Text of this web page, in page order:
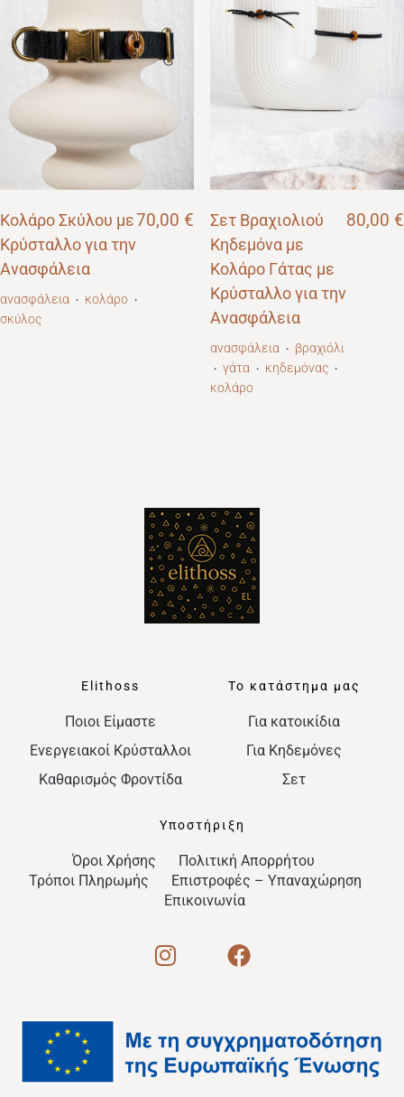
Κολάρο Σκύλου με
Κρύσταλλο για την
Ανασφάλεια
70,00 €
ανασφάλεια ・ κολάρο ・
σκύλος
Σετ Βραχιολιού
Κηδεμόνα με
Κολάρο Γάτας με
Κρύσταλλο για την
Ανασφάλεια
80,00 €
ανασφάλεια・ βραχιόλι
・ γάτα・ κηδεμόνας・
κολάρο
Elithoss
Ποιοι Είμαστε
Ενεργειακοί Κρύσταλλοι
Καθαρισμός Φροντίδα
Το κατάστημα μας
Για κατοικίδια
Για Κηδεμόνες
Σετ
Υποστήριξη
Όροι Χρήσης
Πολιτική Απορρήτου
Τρόποι Πληρωμής
Επιστροφές – Υπαναχώρηση
Επικοινωνία